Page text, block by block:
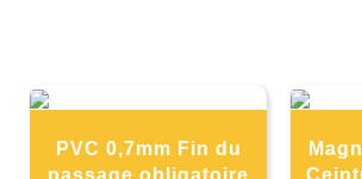
PVC 0,7mm Fin du
passage obligatoire